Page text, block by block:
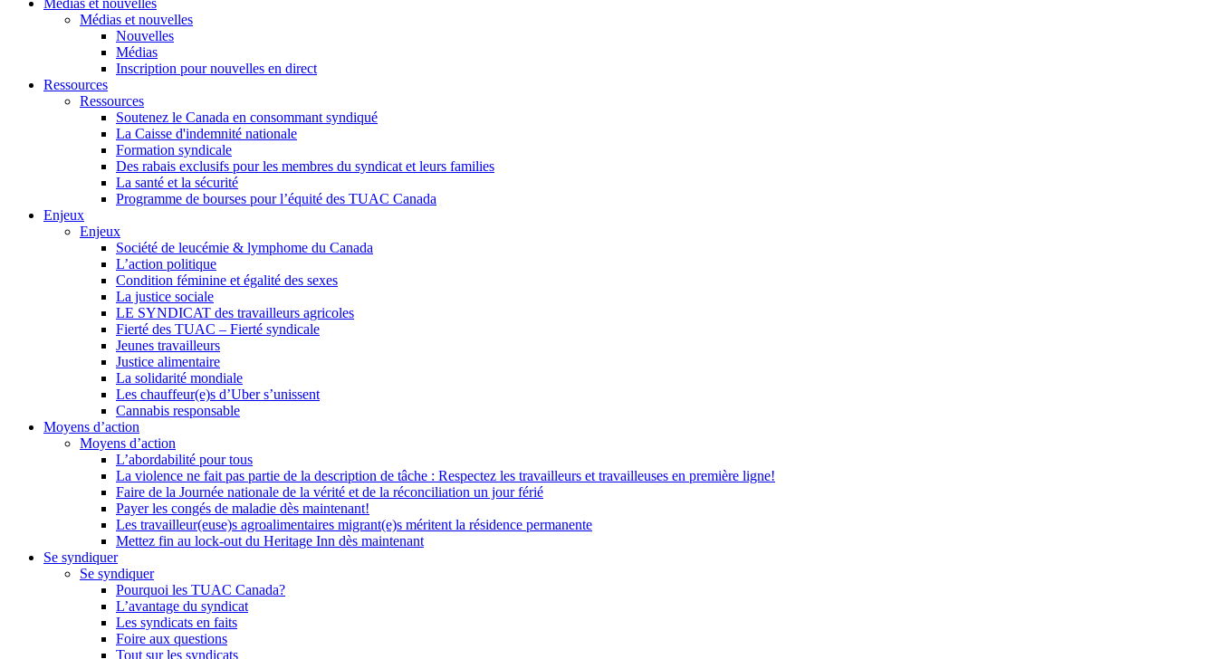
Médias et nouvelles
Médias et nouvelles
Nouvelles
Médias
Inscription pour nouvelles en direct
Ressources
Ressources
Soutenez le Canada en consommant syndiqué
La Caisse d'indemnité nationale
Formation syndicale
Des rabais exclusifs pour les membres du syndicat et leurs families
La santé et la sécurité
Programme de bourses pour l’équité des TUAC Canada
Enjeux
Enjeux
Société de leucémie & lymphome du Canada
L’action politique
Condition féminine et égalité des sexes
La justice sociale
LE SYNDICAT des travailleurs agricoles
Fierté des TUAC – Fierté syndicale
Jeunes travailleurs
Justice alimentaire
La solidarité mondiale
Les chauffeur(e)s d’Uber s’unissent
Cannabis responsable
Moyens d’action
Moyens d’action
L’abordabilité pour tous
La violence ne fait pas partie de la description de tâche : Respectez les travailleurs et travailleuses en première ligne!
Faire de la Journée nationale de la vérité et de la réconciliation un jour férié
Payer les congés de maladie dès maintenant!
Les travailleur(euse)s agroalimentaires migrant(e)s méritent la résidence permanente
Mettez fin au lock-out du Heritage Inn dès maintenant
Se syndiquer
Se syndiquer
Pourquoi les TUAC Canada?
L’avantage du syndicat
Les syndicats en faits
Foire aux questions
Tout sur les syndicats